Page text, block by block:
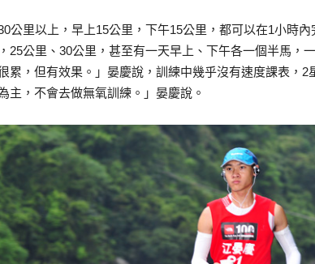
公里以上，早上15公里，下午15公里，都可以在1小時
25公里、30公里，甚至有一天早上、下午各一個半馬，
累，但有效果。」晏慶說，訓練中幾乎沒有速度課表，2
主，不會去做無氧訓練。」晏慶說。